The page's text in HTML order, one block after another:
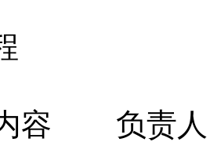
容
负责人